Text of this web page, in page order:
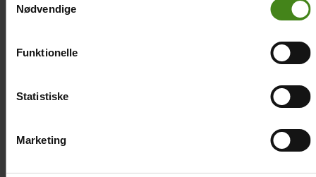
Nødvendige
Funktionelle
Statistiske
Marketing
Se 360-videoen, hvor Brian og vennerne leger foran